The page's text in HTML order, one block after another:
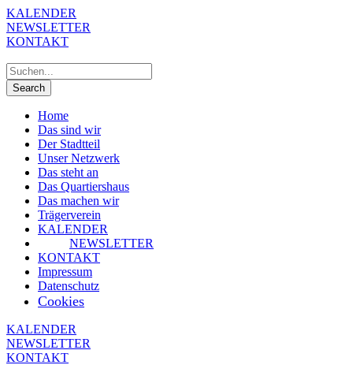
KALENDER
NEWSLETTER
KONTAKT
Home
Das sind wir
Der Stadtteil
Unser Netzwerk
Das steht an
Das Quartiershaus
Das machen wir
Trägerverein
KALENDER
NEWSLETTER
KONTAKT
Impressum
Datenschutz
Cookies
KALENDER
NEWSLETTER
KONTAKT